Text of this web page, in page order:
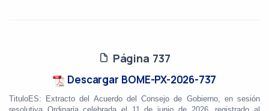
Página 737
Descargar BOME-PX-2026-737
TituloES: Extracto del Acuerdo del Consejo de Gobierno, en sesión